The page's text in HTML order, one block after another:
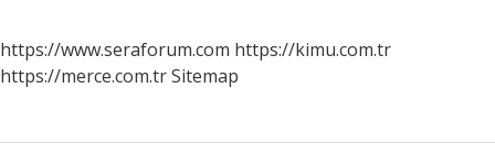
https://www.seraforum.com https://kimu.com.tr
https://merce.com.trSitemap